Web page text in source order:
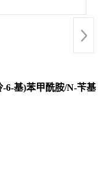
6-基)苯甲酰胺/N-苄基